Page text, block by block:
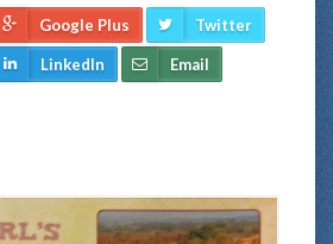
Google Plus Twitter
LinkedIn Email